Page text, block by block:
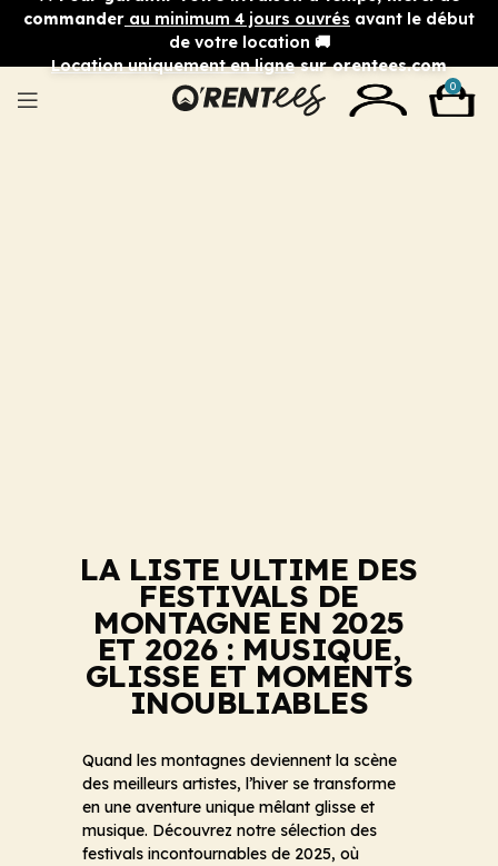
commander au minimum 4 jours ouvrés avant le début
de votre location 🚚
Location uniquement en lignesur orentees.com
0
LA LISTE ULTIME DES
FESTIVALS DE
MONTAGNE EN 2025
ET 2026 : MUSIQUE,
GLISSE ET MOMENTS
INOUBLIABLES
Quand les montagnes deviennent la scène
des meilleurs artistes, l’hiver se transforme
en une aventure unique mêlant glisse et
musique. Découvrez notre sélection des
festivals incontournables de 2025, où